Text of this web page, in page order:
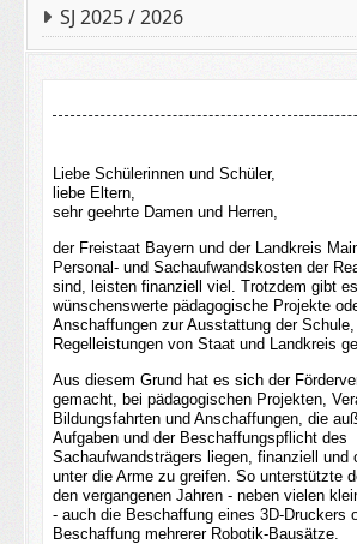
SJ 2025 / 2026
Liebe Schülerinnen und Schüler,
liebe Eltern,
sehr geehrte Damen und Herren,
der Freistaat Bayern und der Landkreis
Personal- und Sachaufwandskosten der
sind, leisten finanziell viel. Trotzdem gibt
wünschenswerte pädagogische Projekte
Anschaffungen zur Ausstattung der
Regelleistungen von Staat und Landkreis
Aus diesem Grund hat es sich der
gemacht, bei pädagogischenProjekten,
Bildungsfahrten und Anschaffungen, die
Aufgaben und der Beschaffungspflicht des
Sachaufwandsträgers liegen, finanziell und
unter die Arme zu greifen. So unterstützte
den vergangenen Jahren - neben vielen
- auch die Beschaffung eines 3D-Druckers
Beschaffung mehrerer Robotik-Bausätze.